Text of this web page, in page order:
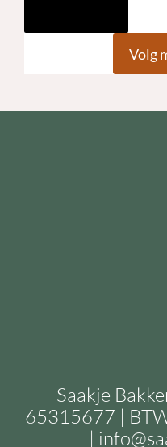
Volg
Saakje
65315677 |
|